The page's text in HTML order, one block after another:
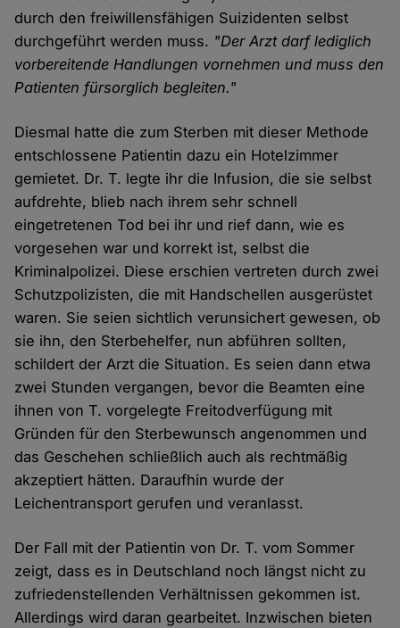
durch den freiwillensfähigen Suizidenten selbst
durchgeführt werden muss. "Der Arzt darf lediglich
vorbereitende Handlungen vornehmen und muss den
Patienten fürsorglich begleiten."
Diesmal hatte die zum Sterben mit dieser Methode
entschlossene Patientin dazu ein Hotelzimmer
gemietet. Dr. T. legte ihr die Infusion, die sie selbst
aufdrehte, blieb nach ihrem sehr schnell
eingetretenen Tod bei ihr und rief dann, wie es
vorgesehen war und korrekt ist, selbst die
Kriminalpolizei. Diese erschien vertreten durch zwei
Schutzpolizisten, die mit Handschellen ausgerüstet
waren. Sie seien sichtlich verunsichert gewesen, ob
sie ihn, den Sterbehelfer, nun abführen sollten,
schildert der Arzt die Situation. Es seien dann etwa
zwei Stunden vergangen, bevor die Beamten eine
ihnen von T. vorgelegte Freitodverfügung mit
Gründen für den Sterbewunsch angenommen und
das Geschehen schließlich auch als rechtmäßig
akzeptiert hätten. Daraufhin wurde der
Leichentransport gerufen und veranlasst.
Der Fall mit der Patientin von Dr. T. vom Sommer
zeigt, dass es in Deutschland noch längst nicht zu
zufriedenstellenden Verhältnissen gekommen ist.
Allerdings wird daran gearbeitet. Inzwischen bieten